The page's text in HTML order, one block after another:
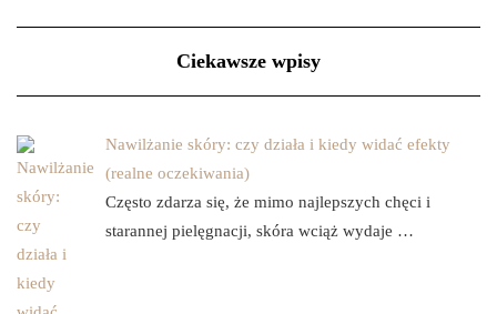
Ciekawsze wpisy
Nawilżanie skóry: czy działa i kiedy widać efekty
(realne oczekiwania)
Często zdarza się, że mimo najlepszych chęci i
starannej pielęgnacji, skóra wciąż wydaje …